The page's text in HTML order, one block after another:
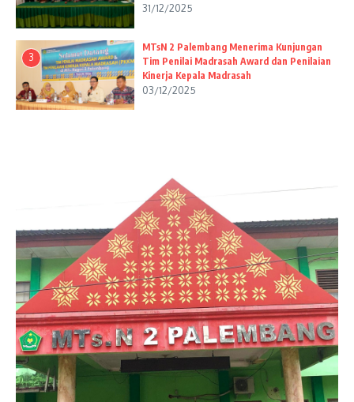
31/12/2025
3
MTsN 2 Palembang Menerima Kunjungan
Tim Penilai Madrasah Award dan Penilaian
Kinerja Kepala Madrasah
03/12/2025